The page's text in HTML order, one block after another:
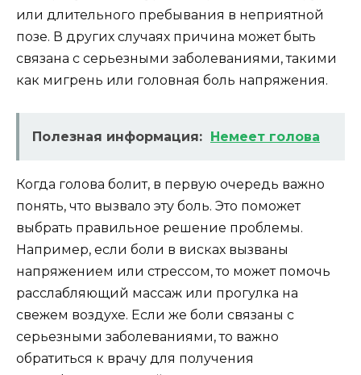
или длительного пребывания в неприятной
позе. В других случаях причина может быть
связана с серьезными заболеваниями, такими
как мигрень или головная боль напряжения.
Полезная информация: Немеет голова
Когда голова болит, в первую очередь важно
понять, что вызвало эту боль. Это поможет
выбрать правильное решение проблемы.
Например, если боли в висках вызваны
напряжением или стрессом, то может помочь
расслабляющий массаж или прогулка на
свежем воздухе. Если же боли связаны с
серьезными заболеваниями, то важно
обратиться к врачу для получения